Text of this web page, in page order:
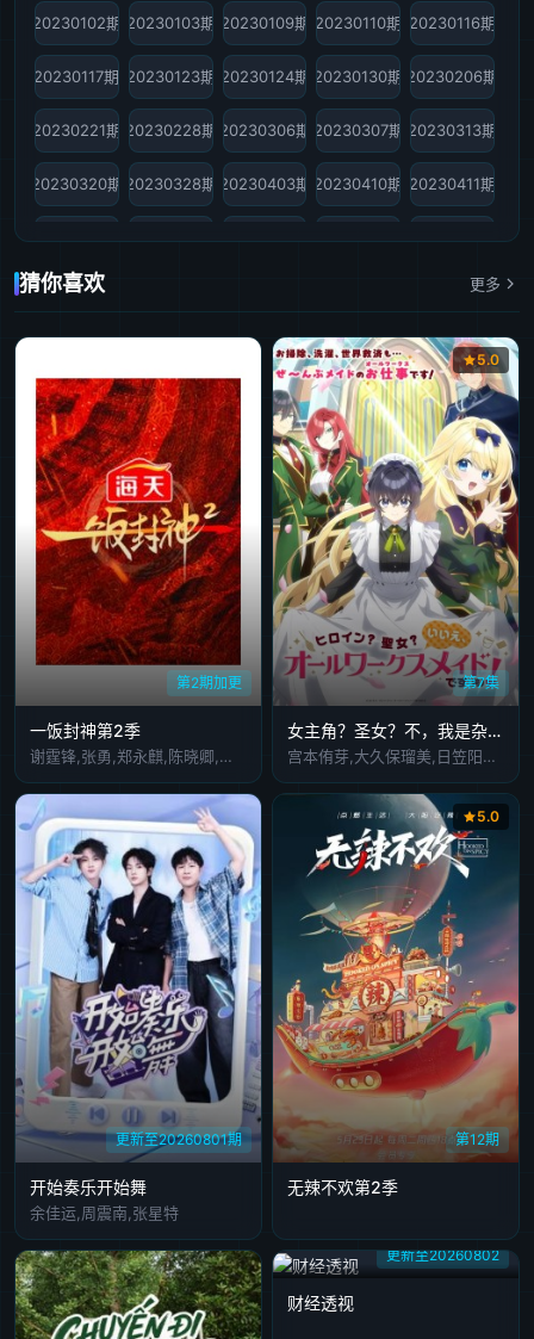
20230102期 20230103期 20230109期 20230110期 20230116期
20230117期 20230123期 20230124期 20230130期 20230206期
20230221期 20230228期 20230306期 20230307期 20230313期
20230320期 20230328期 20230403期 20230410期 20230411期
20230529 20230626
20230710 20230717 20230731
20230801 20230807 20230808 20230814 20230815
20230821 20230828 20230829 20230904 20230905
20230911 20230918 20230926 20231002 20231009
20231010 20231016 20231023 20231030 20231031
20231106 20231113 20231114 20231120 20231121
20231128 20231204 20231212 20231218 20231225
20231226 20240101 20240102 20240115 20240116
20240129
20240212 20240219 20240304 20240311 20240312
20240318 20240319 20240325 20240326 20240812
20240819 20240820 20240826 20240916 20240923
20240924 20240922 20240930 20241007 20241008
20241014 20241015 20241021 20241022 20241028
20241029 20241104 20241105 20241112 20241125
20241126 20241201 20241202 20241203 20241209
20241210 20241216
20250106 20250127 20250203 20250210 20250211
20250217 20250218 20250224 20250225
猜你喜欢 更多
第2期加更
一饭封神第2季
谢霆锋,张勇,郑永麒,陈晓卿,李诞
第7集
5.0
女主角？圣女？不，我是杂役女仆(自豪)！
宫本侑芽,大久保瑠美,日笠阳子,天崎滉平,小野友树,堀江瞬,仲村宗悟
更新至20260801期
开始奏乐开始舞
余佳运,周震南,张星特
第12期
5.0
无辣不欢第2季
更新至20260802
财经透视